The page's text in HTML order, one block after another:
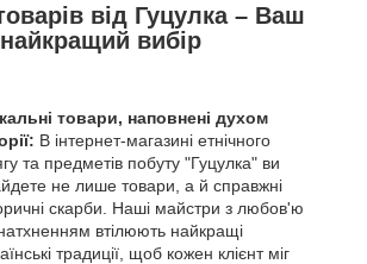
від Гуцулка – Ваш
найкращий вибір
товари, наповнені духом
В інтернет-магазині етнічного
та предметів побуту "Гуцулка" ви
не лише товари, а й справжні
скарби. Наші майстри з любов'ю
втілюють найкращі
традиції, щоб кожен клієнт міг